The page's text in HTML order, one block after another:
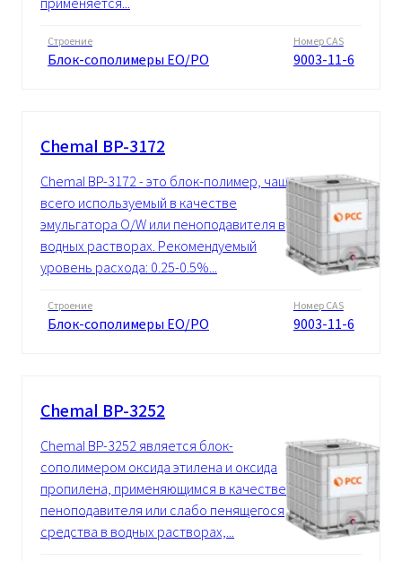
Строение
Блок-сополимеры EO/PO
Номер CAS
9003-11-6
Chemal BP-3172
Chemal BP-3172 - это блок-полимер, чаще
всего используемый в качестве
эмульгатора O/W или пеноподавителя в
водных растворах. Рекомендуемый
уровень расхода: 0.25-0.5%...
Строение
Блок-сополимеры EO/PO
Номер CAS
9003-11-6
Chemal BP-3252
Chemal BP-3252 является блок-
сополимером оксида этилена и оксида
пропилена, применяющимся в качестве
пеноподавителя или слабо пенящегося
средства в водных растворах,...